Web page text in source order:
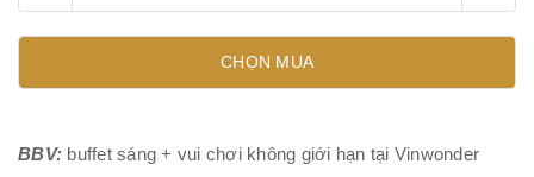
CHỌN MUA
BBV: buffet sáng + vui chơi không giới hạn tại Vinwonder